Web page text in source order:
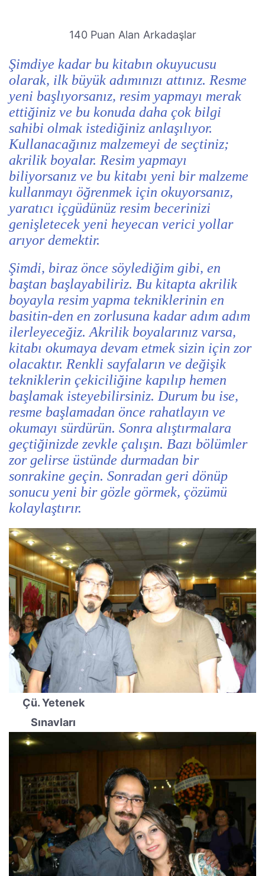
140 Puan Alan Arkadaşlar
Şimdiye kadar bu kitabın okuyucusu
olarak, ilk büyük adımınızı attınız. Resme
yeni başlıyorsanız, resim yapmayı merak
ettiğiniz ve bu konuda daha çok bilgi
sahibi olmak istediğiniz anlaşılıyor.
Kullanacağınız malzemeyi de seçtiniz;
akrilik boyalar. Resim yapmayı
biliyorsanız ve bu kitabı yeni bir malzeme
kullanmayı öğrenmek için okuyorsanız,
yaratıcı içgüdünüz resim becerinizi
genişletecek yeni heyecan verici yollar
arıyor demektir.
Şimdi, biraz önce söylediğim gibi, en
baştan başlayabiliriz. Bu kitapta akrilik
boyayla resim yapma tekniklerinin en
basitin-den en zorlusuna kadar adım adım
ilerleyeceğiz. Akrilik boyalarınız varsa,
kitabı okumaya devam etmek sizin için zor
olacaktır. Renkli sayfaların ve değişik
tekniklerin çekiciliğine kapılıp hemen
başlamak isteyebilirsiniz. Durum bu ise,
resme başlamadan önce rahatlayın ve
okumayı sürdürün. Sonra alıştırmalara
geçtiğinizde zevkle çalışın. Bazı bölümler
zor gelirse üstünde durmadan bir
sonrakine geçin. Sonradan geri dönüp
sonucu yeni bir gözle görmek, çözümü
kolaylaştırır.
Çü. Yetenek
Sınavları